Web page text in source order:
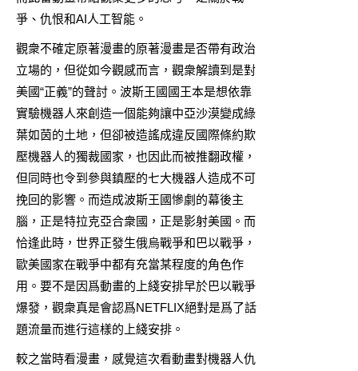
爭、仇恨和AI人工智能。
觀衆不確定原著漫畫的原著漫畫是否帶有政治
立場的，但從如今觀感而言，觀衆解讀到是對
美國“正義”的聲討。波斯王國國王本是想依靠
實驗機器人來創造一個能夠讓中亞沙漠變成綠
葉如茵的土地，但卻被造謠成違反國際條約欺
壓機器人的獨裁國家，也因此而被推翻政權，
但同時也令到參與鎮壓的七大機器人造成不可
挽回的影響。而造成波斯王國慘劇的幕後主
腦，正是特拉克亞合衆國，正是影射美國。而
恰逢此時，世界正發生俄烏戰爭和巴以戰爭，
歐美國家在戰爭中都有充當某程度的角色作
用。要不是因爲動畫的上綫安排早於巴以戰爭
爆發，觀衆真是會認爲NETFLIX絕對是爲了話
題流量而進行這樣的上綫安排。
較之當時看漫畫，感覺這次看動畫對機器人仇